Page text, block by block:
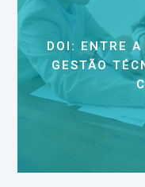
DOI: ENTRE
GESTÃO